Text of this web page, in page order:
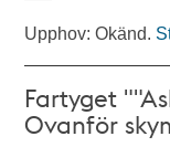
Upphov: Okänd.
Fartyget
Ovanför